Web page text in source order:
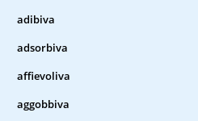
adibiva
adsorbiva
affievoliva
aggobbiva